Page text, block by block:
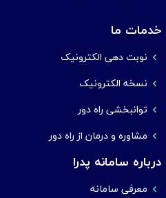
خدمات ما
نوبت دهی الکترونیک
نسخه الکترونیک
توانبخشی راه دور
مشاوره و درمان از راه دور
درباره سامانه پدرا
معرفی سامانه